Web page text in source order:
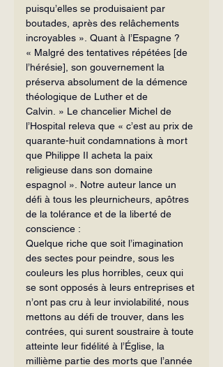
puisqu’elles se produisaient par
boutades, après des relâchements
incroyables ». Quant à l’Espagne ?
« Malgré des tentatives répétées [de
l’hérésie], son gouvernement la
préserva absolument de la démence
théologique de Luther et de
Calvin. » Le chancelier Michel de
l’Hospital releva que « c’est au prix de
quarante-huit condamnations à mort
que Philippe II acheta la paix
religieuse dans son domaine
espagnol ».
Notre auteur lance un
défi à tous les pleurnicheurs, apôtres
de la tolérance et de la liberté de
conscience :
Quelque riche que soit l’imagination
des sectes pour peindre, sous les
couleurs les plus horribles, ceux qui
se sont opposés à leurs entreprises et
n’ont pas cru à leur inviolabilité, nous
mettons au défi de trouver, dans les
contrées, qui surent soustraire à toute
atteinte leur fidélité à l’Église, la
millième partie des morts que l’année